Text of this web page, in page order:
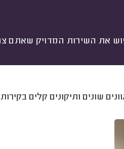
את השירות המדויק שאתם
שונים ותיקונים קלים